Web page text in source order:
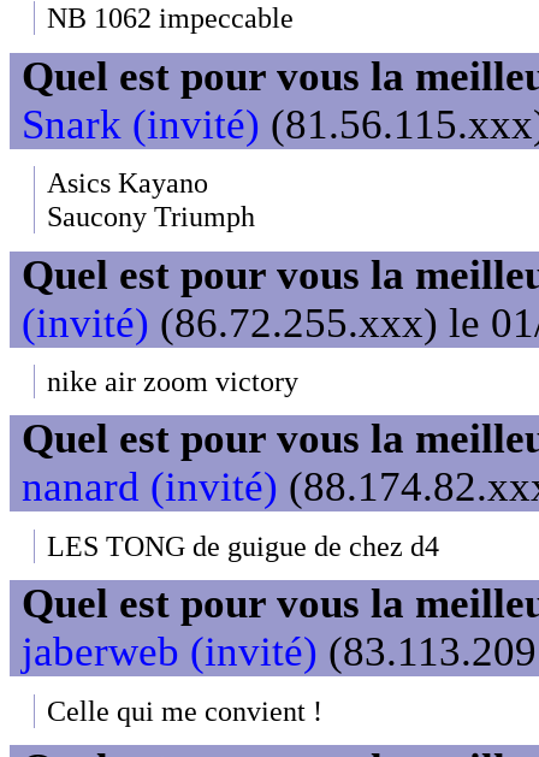
NB 1062 impeccable
Quel est pour vous la
Snark (invité)
Asics Kayano
Saucony Triumph
Quel est pour vous la
(invité) (86.72.255.xxx) le
nike air zoom victory
Quel est pour vous la
nanard (invité)
LES TONG de guigue de chez d4
Quel est pour vous la
jaberweb (invité)
Celle qui me convient !